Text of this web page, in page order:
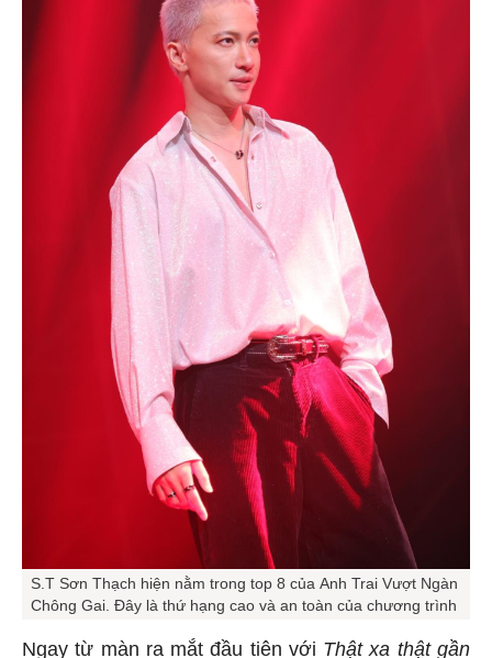
S.T Sơn Thạch hiện nằm trong top 8 của Anh Trai Vượt Ngàn
Chông Gai. Đây là thứ hạng cao và an toàn của chương trình
Ngay từ màn ra mắt đầu tiên với Thật xa thật gần